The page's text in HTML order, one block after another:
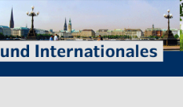
Berufsbildung –